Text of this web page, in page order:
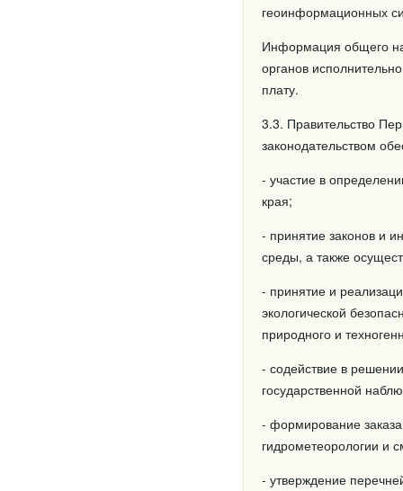
геоинформационных
Информация общего
органов
плату.
3.3. Правительство
законодательством
- участие в
края;
- принятие законов и
среды, а также
- принятие и
экологической
природного и
- содействие в
государственной
- формирование
гидрометеорологии и
- утверждение